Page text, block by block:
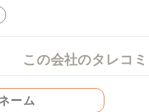
この会社のタレコ